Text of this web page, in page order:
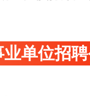
单位招